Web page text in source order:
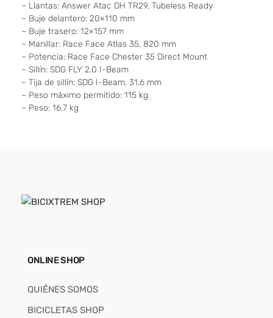
– Llantas: Answer Atac DH TR29, Tubeless Ready
– Buje delantero: 20×110 mm
– Buje trasero: 12×157 mm
– Manillar: Race Face Atlas 35, 820 mm
– Potencia: Race Face Chester 35 Direct Mount
– Sillín: SDG FLY 2.0 I-Beam
– Tija de sillín: SDG I-Beam, 31.6 mm
– Peso máximo permitido: 115 kg
– Peso: 16.7 kg
ONLINE SHOP
QUIÉNES SOMOS
BICICLETAS SHOP